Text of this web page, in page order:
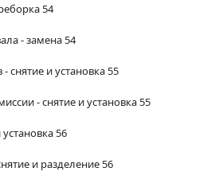
54
- замена 54
и установка 55
- снятие и установка 55
56
и разделение 56